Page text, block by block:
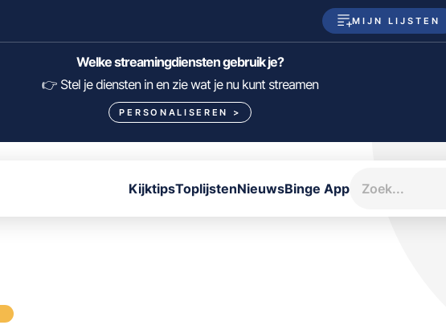
MIJN LIJSTEN
SkyShowtime Prime Video Disney+
HBO Max NPO Start
Pathé Thuis
Welke streamingdiensten gebruik je?
👉 Stel je diensten in en zie wat je nu kunt streamen
PERSONALISEREN >
KijktipsToplijstenNieuwsBinge App